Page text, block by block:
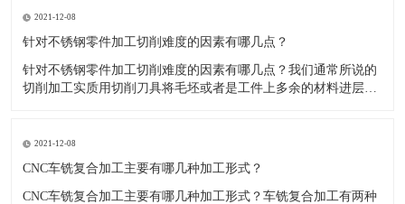
2021-12-08
针对不锈钢零件加工切削难度的因素有哪几点？
针对不锈钢零件加工切削难度的因素有哪几点？我们通常所说的
切削加工实质用切削刀具将毛坯或者是工件上多余的材料进层进
其他的常规材料，比如铜材和铝合金，究其原因有以下几个关键
因素： 一
2021-12-08
CNC车铣复合加工主要有哪几种加工形式？
CNC车铣复合加工主要有哪几种加工形式？车铣复合加工有两种